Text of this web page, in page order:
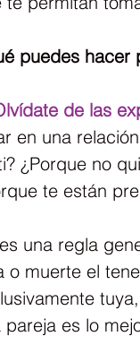
puedes hacer
de las
en una
¿Porque no
te están
una regla
o muerte el
pareja es lo